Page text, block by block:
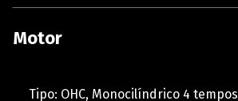
Motor
Tipo: OHC, Monocilíndrico 4